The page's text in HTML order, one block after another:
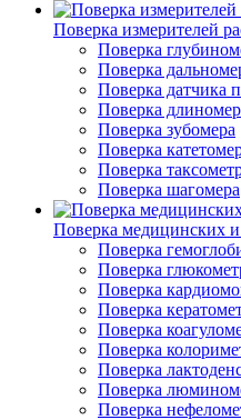
Поверка измерителей
Поверка
Поверка
Поверка датчика
Поверка
Поверка зубомера
Поверка
Поверка
Поверка шагомера
Поверка медицинских
Поверка
Поверка
Поверка
Поверка
Поверка
Поверка
Поверка
Поверка
Поверка